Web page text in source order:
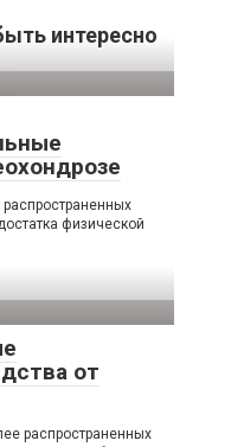
интересно
физической
от
распространенных